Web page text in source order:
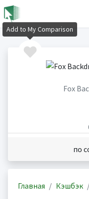
Fox
по
Главная Кэшбэк
Add to My Comparison